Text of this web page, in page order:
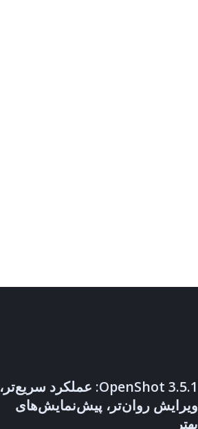
OpenShot 3.5.1: عملکرد سریع‌تر،
ویرایش روان‌تر، پیش‌نمایش‌های
بهتر